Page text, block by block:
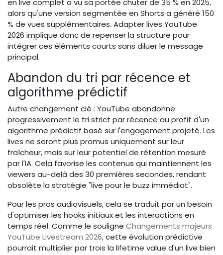
en live complet a vu sa portée chuter de 35 % en 2025,
alors qu'une version segmentée en Shorts a généré 150
% de vues supplémentaires. Adapter lives YouTube
2026 implique donc de repenser la structure pour
intégrer ces éléments courts sans diluer le message
principal.
Abandon du tri par récence et
algorithme prédictif
Autre changement clé : YouTube abandonne
progressivement le tri strict par récence au profit d'un
algorithme prédictif basé sur l'engagement projeté. Les
lives ne seront plus promus uniquement sur leur
fraîcheur, mais sur leur potentiel de rétention mesuré
par l'IA. Cela favorise les contenus qui maintiennent les
viewers au-delà des 30 premières secondes, rendant
obsolète la stratégie "live pour le buzz immédiat".
Pour les pros audiovisuels, cela se traduit par un besoin
d'optimiser les hooks initiaux et les interactions en
temps réel. Comme le souligne Changements majeurs
YouTube Livestream 2026, cette évolution prédictive
pourrait multiplier par trois la lifetime value d'un live bien